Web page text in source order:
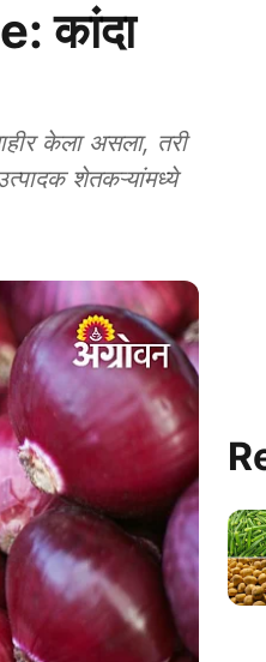
कांदा
केला असला, तरी
शेतकऱ्यांमध्ये